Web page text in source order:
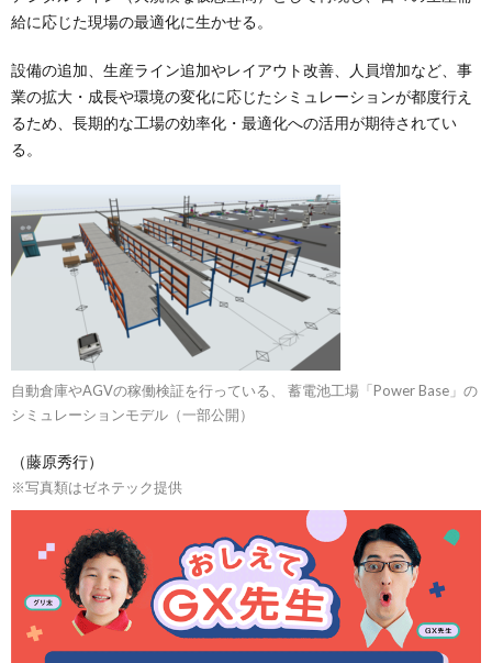
給に応じた現場の最適化に生かせる。
設備の追加、生産ライン追加やレイアウト改善、人員増加など、事
業の拡大・成長や環境の変化に応じたシミュレーションが都度行え
るため、長期的な工場の効率化・最適化への活用が期待されてい
る。
自動倉庫やAGVの稼働検証を行っている、 蓄電池工場「Power Base」の
シミュレーションモデル（一部公開）
（藤原秀行）
※写真類はゼネテック提供